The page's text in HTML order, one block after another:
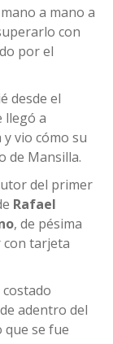
a mano a
con
por el
desde el
llegó a
vio cómo su
de Mansilla.
del primer
Rafael
, de pésima
con tarjeta
adentro del
que se fue